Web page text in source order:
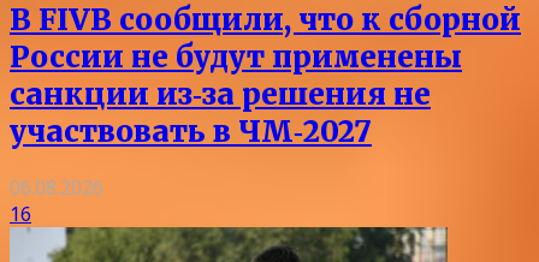
В FIVB сообщили, что к сборной
России не будут применены
санкции из‑за решения не
участвовать в ЧМ‑2027
06.08.2026
16